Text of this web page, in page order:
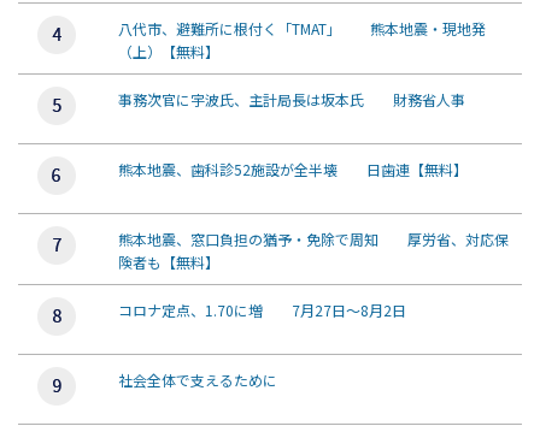
八代市、避難所に根付く「TMAT」 熊本地震・現地発
（上）【無料】
事務次官に宇波氏、主計局長は坂本氏 財務省人事
熊本地震、歯科診52施設が全半壊 日歯連【無料】
熊本地震、窓口負担の猶予・免除で周知 厚労省、対応保
険者も【無料】
コロナ定点、1.70に増 7月27日～8月2日
社会全体で支えるために